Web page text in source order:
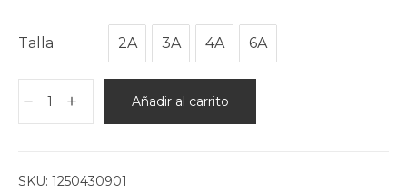
Talla 2A 3A 4A 6A
Añadir al carrito
SKU: 1250430901